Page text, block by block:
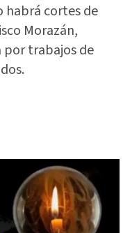
habrá cortes de
Morazán,
por trabajos de